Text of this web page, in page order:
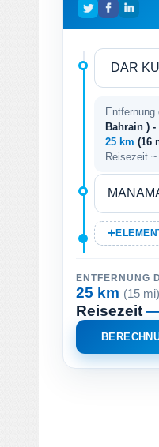
Entfernung
Bahrain ) -
25 km (16
Reisezeit ~
ENTFERNUNG
25 km (15 mi)
Reisezeit